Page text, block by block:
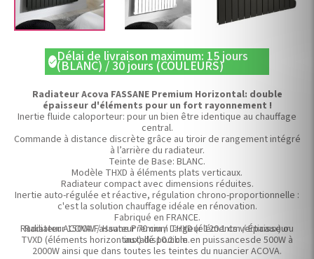
checkDélai de livraison maximum: 15 jours
(BLANC) / 30 jours (COULEURS)
Radiateur Acova FASSANE Premium Horizontal: double
épaisseur d'éléments pour un fort rayonnement !
Inertie fluide caloporteur: pour un bien être identique au chauffage
central.
Commande à distance discrète grâce au tiroir de rangement intégré
à l’arrière du radiateur.
Teinte de Base: BLANC.
Modèle THXD à éléments plats verticaux.
Radiateur compact avec dimensions réduites.
Inertie auto-régulée et réactive, régulation chrono-proportionnelle :
c'est la solution chauffage idéale en rénovation.
Fabriqué en FRANCE.
Radiateur 1500W / Hauteur 70 cm / Largeur 120.1 cm / Épaisseur
installé 10.2 cm.
Radiateur ACOVA Fassane Premium THXD (éléments verticaux) ou
TVXD (éléments horizontaux) disponible en puissancesde 500W à
2000W ainsi que dans toutes les teintes du nuancier ACOVA.